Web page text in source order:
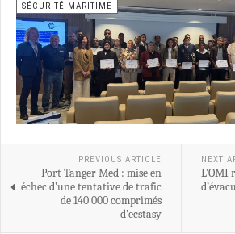
SÉCURITÉ MARITIME
PREVIOUS ARTICLE
Port Tanger Med : mise en
échec d’une tentative de trafic
de 140 000 comprimés
d’ecstasy
NEXT